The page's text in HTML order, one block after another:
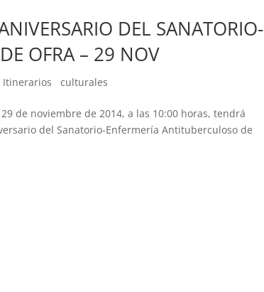
DEL SANATORIO-
OFRA – 29 NOV
Itinerarios culturales
29 de noviembre de 2014, a las 10:00 horas, tendrá
del Sanatorio-Enfermería Antituberculoso de